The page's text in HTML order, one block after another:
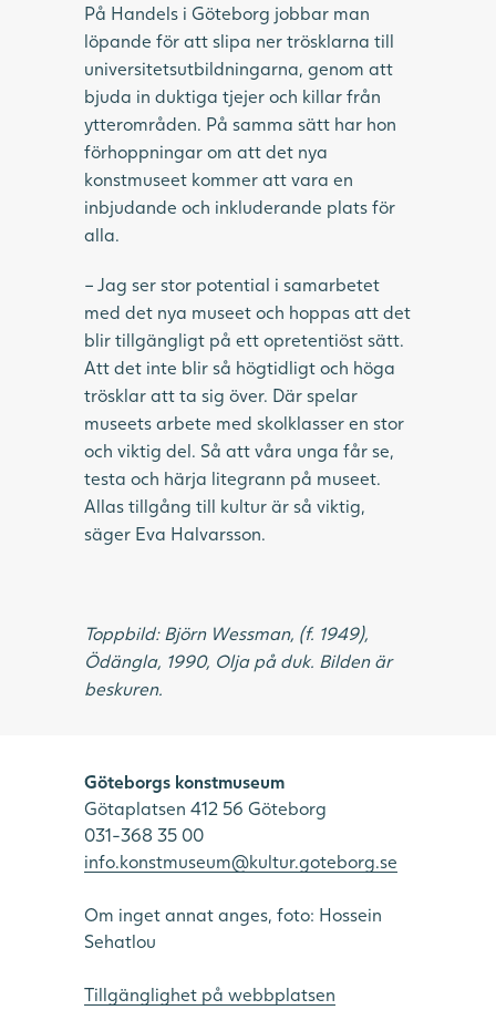
På Handels i Göteborg jobbar man
löpande för att slipa ner trösklarna till
universitetsutbildningarna, genom att
bjuda in duktiga tjejer och killar från
ytterområden. På samma sätt har hon
förhoppningar om att det nya
konstmuseet kommer att vara en
inbjudande och inkluderande plats för
alla.
– Jag ser stor potential i samarbetet
med det nya museet och hoppas att det
blir tillgängligt på ett opretentiöst sätt.
Att det inte blir så högtidligt och höga
trösklar att ta sig över. Där spelar
museets arbete med skolklasser en stor
och viktig del. Så att våra unga får se,
testa och härja litegrann på museet.
Allas tillgång till kultur är så viktig,
säger Eva Halvarsson.
Toppbild: Björn Wessman, (f. 1949),
Ödängla, 1990, Olja på duk. Bilden är
beskuren.
Göteborgs konstmuseum
Götaplatsen 412 56 Göteborg
031-368 35 00
info.konstmuseum@kultur.goteborg.se
Om inget annat anges, foto: Hossein
Sehatlou
Tillgänglighet på webbplatsen